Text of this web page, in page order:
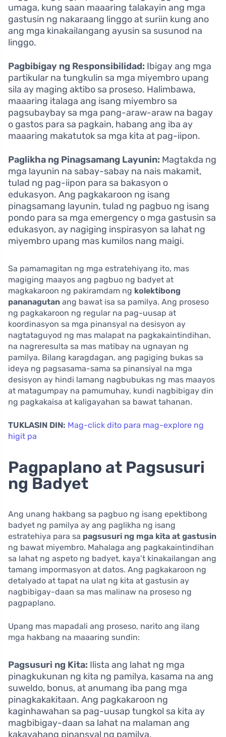
umaga, kung saan maaaring talakayin ang mga
gastusin ng nakaraang linggo at suriin kung ano
ang mga kinakailangang ayusin sa susunod na
linggo.
Pagbibigay ng Responsibilidad: Ibigay ang mga
partikular na tungkulin sa mga miyembro upang
sila ay maging aktibo sa proseso. Halimbawa,
maaaring italaga ang isang miyembro sa
pagsubaybay sa mga pang-araw-araw na bagay
o gastos para sa pagkain, habang ang iba ay
maaaring makatutok sa mga kita at pag-iipon.
Paglikha ng Pinagsamang Layunin: Magtakda ng
mga layunin na sabay-sabay na nais makamit,
tulad ng pag-iipon para sa bakasyon o
edukasyon. Ang pagkakaroon ng isang
pinagsamang layunin, tulad ng pagbuo ng isang
pondo para sa mga emergency o mga gastusin sa
edukasyon, ay nagiging inspirasyon sa lahat ng
miyembro upang mas kumilos nang maigi.
Sa pamamagitan ng mga estratehiyang ito, mas
magiging maayos ang pagbuo ng badyet at
magkakaroon ng pakiramdam ng kolektibong
pananagutan ang bawat isa sa pamilya. Ang proseso
ng pagkakaroon ng regular na pag-uusap at
koordinasyon sa mga pinansyal na desisyon ay
nagtataguyod ng mas malapat na pagkakaintindihan,
na nagreresulta sa mas matibay na ugnayan ng
pamilya. Bilang karagdagan, ang pagiging bukas sa
ideya ng pagsasama-sama sa pinansiyal na mga
desisyon ay hindi lamang nagbubukas ng mas maayos
at matagumpay na pamumuhay, kundi nagbibigay din
ng pagkakaisa at kaligayahan sa bawat tahanan.
TUKLASIN DIN: Mag-click dito para mag-explore ng
higit pa
Pagpaplano at Pagsusuri
ng Badyet
Ang unang hakbang sa pagbuo ng isang epektibong
badyet ng pamilya ay ang paglikha ng isang
estratehiya para sa pagsusuri ng mga kita at gastusin
ng bawat miyembro. Mahalaga ang pagkakaintindihan
sa lahat ng aspeto ng badyet, kaya’t kinakailangan ang
tamang impormasyon at datos. Ang pagkakaroon ng
detalyado at tapat na ulat ng kita at gastusin ay
nagbibigay-daan sa mas malinaw na proseso ng
pagpaplano.
Upang mas mapadali ang proseso, narito ang ilang
mga hakbang na maaaring sundin:
Pagsusuri ng Kita: Ilista ang lahat ng mga
pinagkukunan ng kita ng pamilya, kasama na ang
suweldo, bonus, at anumang iba pang mga
pinagkakakitaan. Ang pagkakaroon ng
kaginhawahan sa pag-uusap tungkol sa kita ay
magbibigay-daan sa lahat na malaman ang
kakayahang pinansyal ng pamilya.